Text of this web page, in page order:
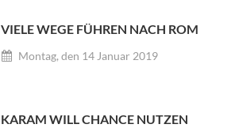
VIELE WEGE FÜHREN NACH ROM
Montag, den 14 Januar 2019
KARAM WILL CHANCE NUTZEN